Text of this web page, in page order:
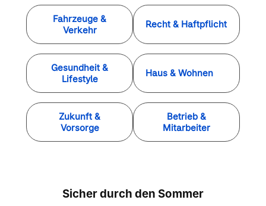
Fahrzeuge &
Verkehr
Recht & Haftpflicht
Gesundheit &
Lifestyle
Haus & Wohnen
Zukunft &
Vorsorge
Betrieb &
Mitarbeiter
Sicher durch den Sommer